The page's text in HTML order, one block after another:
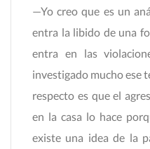
—Yo creo que es un
entra la libido de una
entra en las
investigado mucho ese
respecto es que el
en la casa lo hace
existe una idea de la